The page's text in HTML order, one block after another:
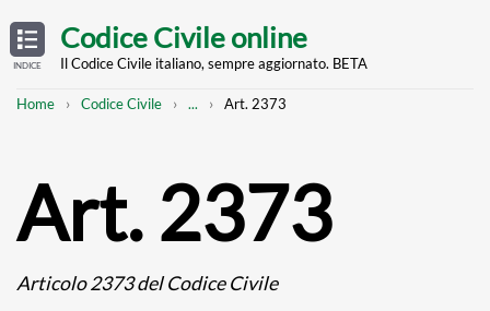
TABLE
OF
CONTENTS
INDICE
main
Codice Civile online
Il Codice Civile italiano, sempre aggiornato. BETA
Breadcrumb
Home Codice Civile
Mostra
... Art. 2373
Art. 2373
Articolo 2373 del Codice Civile